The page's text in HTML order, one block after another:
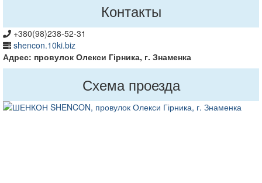
Контакты
+380(98)238-52-31
shencon.10ki.biz
Адрес: провулок Олекси Гірника, г. Знаменка
Схема проезда